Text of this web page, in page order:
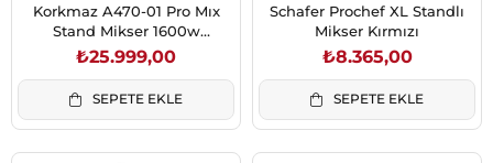
Korkmaz A470-01 Pro Mıx
Stand Mikser 1600w
Siyah/Satin
₺25.999,00
SEPETE EKLE
Schafer Prochef XL Standlı
Mikser Kırmızı
₺8.365,00
SEPETE EKLE